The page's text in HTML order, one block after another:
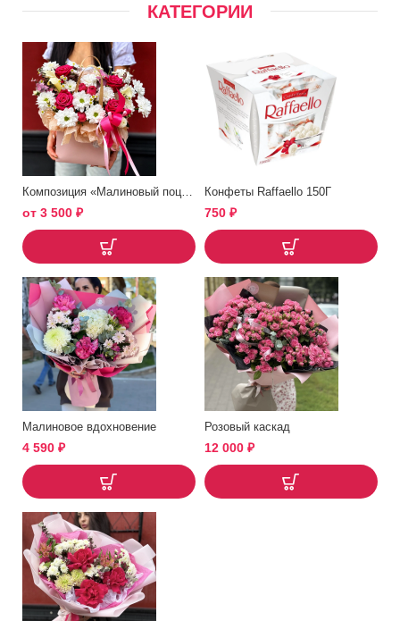
КАТЕГОРИИ
от 3 500 ₽
Конфеты Raffaello 150Г
750 ₽
Малиновое вдохновение
4 590 ₽
Розовый каскад
12 000 ₽